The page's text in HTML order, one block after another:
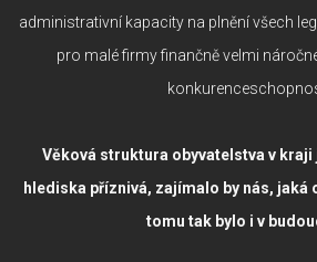
administrativní kapacity na plnění všech
pro malé firmy finančně velmi
Věková struktura obyvatelstva v
hlediska příznivá, zajímalo by nás, jaká
tomu tak bylo i v